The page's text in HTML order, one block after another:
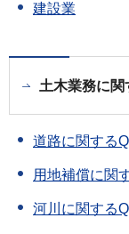
建設業
土木業務に関
道路に関する
用地補償に関
河川に関する